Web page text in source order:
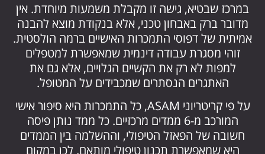
במרכז שבטיא, גישה זו מקבלת משמעות מיוחדת. אין
מדובר ברק באבחון טכני, אלא בנקודת מוצא להבנה
אמיתית של דפוסי התמכרות האישיים ברמה הולסטית.
זוהי מסגרת עבודה דינמית שמאפשרת למטפלים
למפות לא רק את הקשיים הגלויים, אלא גם את
האתגרים הנסתרים שמכבידים על המטופל.
על פי קריטריוני ASAM, כל התמכרות היא סיפור אישי
המורכב מ-6 ממדים מרכזיים. כל ממד נותן פיסה
חשובה של הפאזל הטיפולי, וההשלמה בין הממדים
היא שמאפשרת תכנון טיפולי מותאם. לכן במקום